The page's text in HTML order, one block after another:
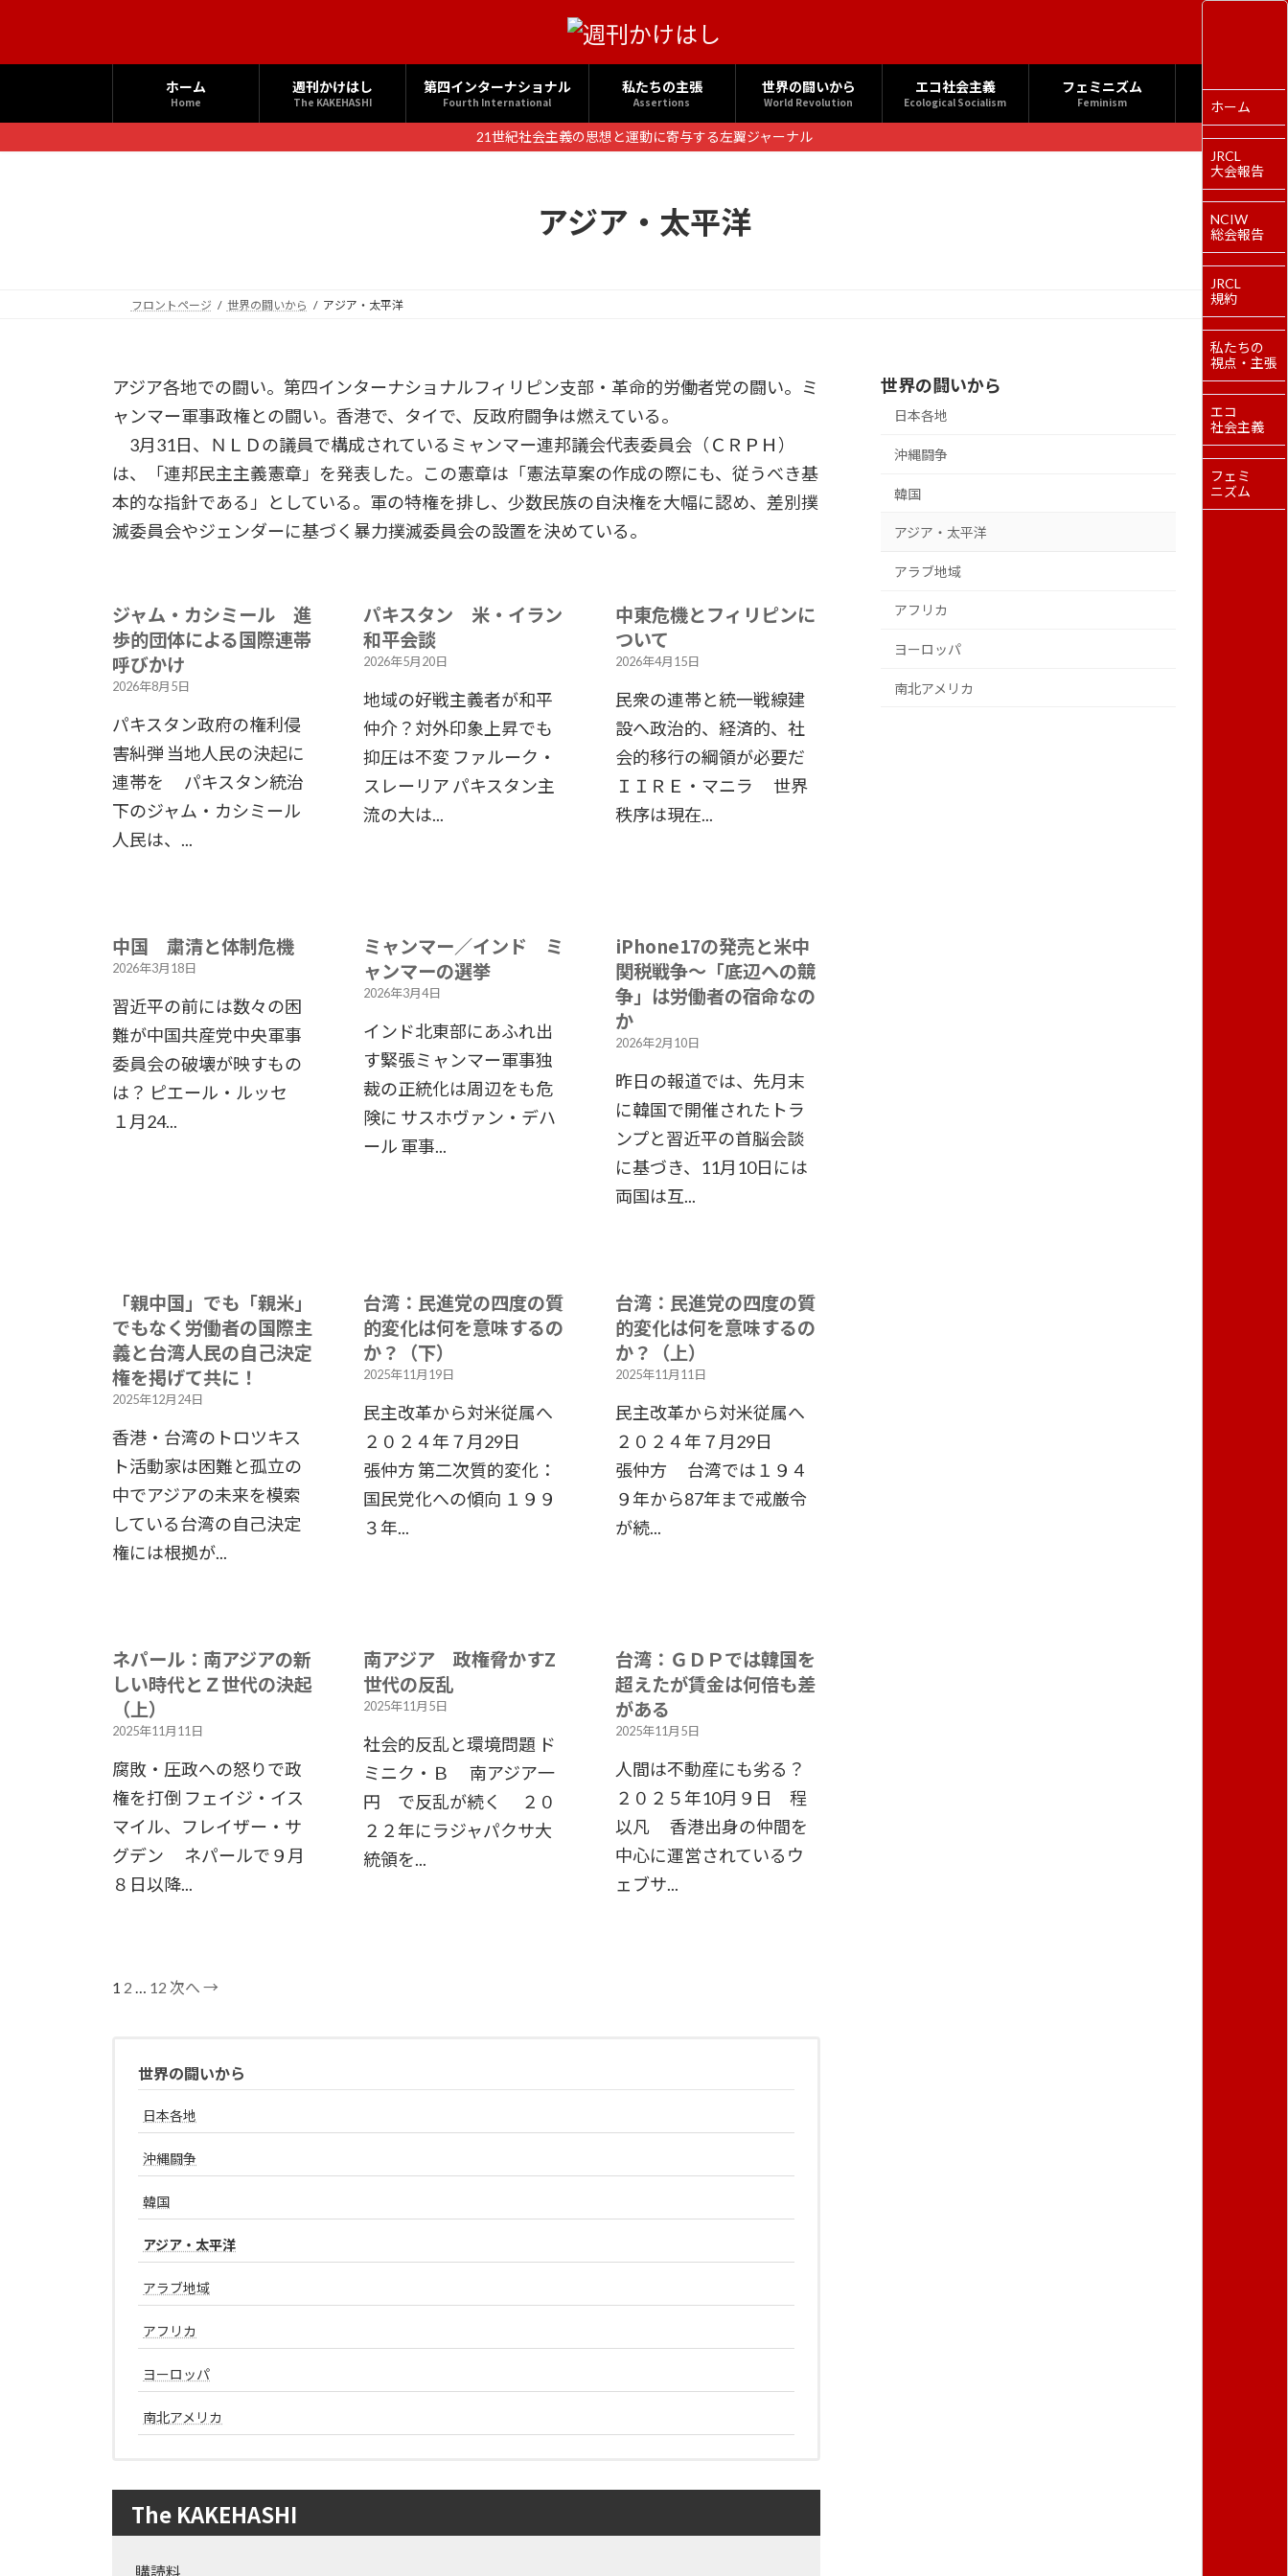
へ
ス
ョ
ン
ホーム
Home
週刊かけはし
The KAKEHASHI
第四インターナショナル
Fourth International
私たちの主張
Assertions
世界の闘いから
World Revolution
エコ社会主義
Ecological Socialism
フェミニズム
Feminism
21世紀社会主義の思想と運動に寄与する左翼ジャーナル
アジア・太平洋
フロントページ 世界の闘いから アジア・太平洋
アジア各地での闘い。第四インターナショナルフィリピン支部・革命的労働者党の闘い。ミ
ャンマー軍事政権との闘い。香港で、タイで、反政府闘争は燃えている。
3月31日、ＮＬＤの議員で構成されているミャンマー連邦議会代表委員会（ＣＲＰＨ）
は、「連邦民主主義憲章」を発表した。この憲章は「憲法草案の作成の際にも、従うべき基
本的な指針である」としている。軍の特権を排し、少数民族の自決権を大幅に認め、差別撲
滅委員会やジェンダーに基づく暴力撲滅委員会の設置を決めている。
ジャム・カシミール 進
歩的団体による国際連帯
呼びかけ
2026年8月5日
パキスタン政府の権利侵
害糾弾 当地人民の決起に
連帯を パキスタン統治
下のジャム・カシミール
人民は、...
パキスタン 米・イラン
和平会談
2026年5月20日
地域の好戦主義者が和平
仲介？対外印象上昇でも
抑圧は不変 ファルーク・
スレーリア パキスタン主
流の大は...
中東危機とフィリピンに
ついて
2026年4月15日
民衆の連帯と統一戦線建
設へ政治的、経済的、社
会的移行の綱領が必要だ
ＩＩＲＥ・マニラ 世界
秩序は現在...
中国 粛清と体制危機
2026年3月18日
習近平の前には数々の困
難が中国共産党中央軍事
委員会の破壊が映すもの
は？ ピエール・ルッセ
１月24...
ミャンマー／インド ミ
ャンマーの選挙
2026年3月4日
インド北東部にあふれ出
す緊張ミャンマー軍事独
裁の正統化は周辺をも危
険に サスホヴァン・デハ
ール 軍事...
iPhone17の発売と米中
関税戦争～「底辺への競
争」は労働者の宿命なの
か
2026年2月10日
昨日の報道では、先月末
に韓国で開催されたトラ
ンプと習近平の首脳会談
に基づき、11月10日には
両国は互...
「親中国」でも「親米」
でもなく労働者の国際主
義と台湾人民の自己決定
権を掲げて共に！
2025年12月24日
香港・台湾のトロツキス
ト活動家は困難と孤立の
中でアジアの未来を模索
している台湾の自己決定
権には根拠が...
台湾：民進党の四度の質
的変化は何を意味するの
か？（下）
2025年11月19日
民主改革から対米従属へ
２０２４年７月29日
張仲方 第二次質的変化：
国民党化への傾向 １９９
３年...
台湾：民進党の四度の質
的変化は何を意味するの
か？（上）
2025年11月11日
民主改革から対米従属へ
２０２４年７月29日
張仲方 台湾では１９４
９年から87年まで戒厳令
が続...
ネパール：南アジアの新
しい時代とＺ世代の決起
（上）
2025年11月11日
腐敗・圧政への怒りで政
権を打倒 フェイジ・イス
マイル、フレイザー・サ
グデン ネパールで９月
８日以降...
南アジア 政権脅かすZ
世代の反乱
2025年11月5日
社会的反乱と環境問題 ド
ミニク・Ｂ 南アジア一
円 で反乱が続く ２０
２２年にラジャパクサ大
統領を...
台湾：ＧＤＰでは韓国を
超えたが賃金は何倍も差
がある
2025年11月5日
人間は不動産にも劣る？
２０２５年10月９日 程
以凡 香港出身の仲間を
中心に運営されているウ
ェブサ...
1 2 12 次へ →
世界の闘いから
日本各地
沖縄闘争
韓国
アジア・太平洋
アラブ地域
アフリカ
ヨーロッパ
南北アメリカ
The KAKEHASHI
購読料
世界の闘いから
日本各地
沖縄闘争
韓国
アジア・太平洋
アラブ地域
アフリカ
ヨーロッパ
南北アメリカ
ホーム
JRCL
大会報告
NCIW
総会報告
JRCL
規約
私たちの
視点・主張
エコ
社会主義
フェミ
ニズム